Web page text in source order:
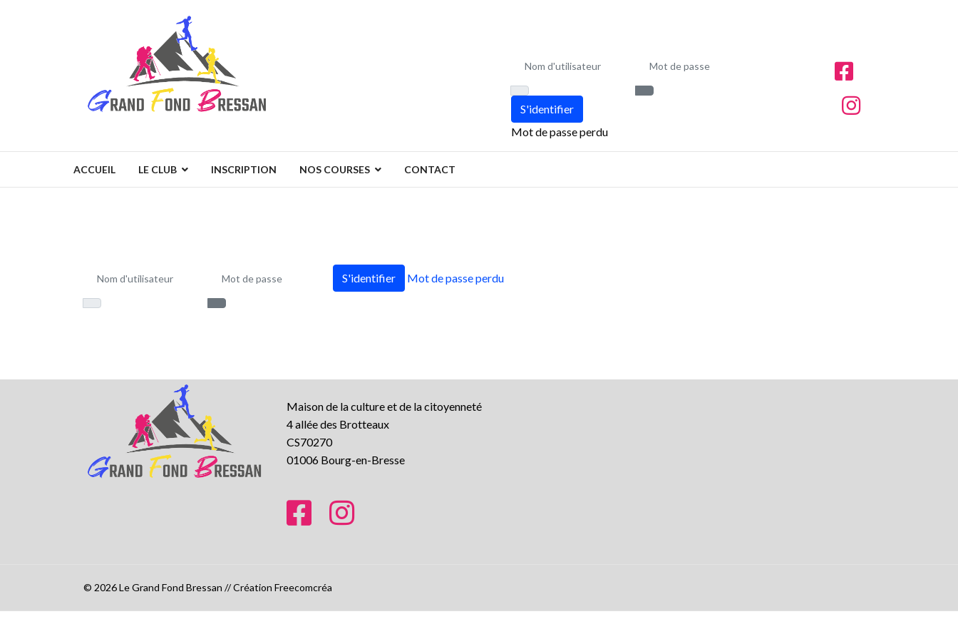
Afficher le mot de passe
S'identifier
Mot de passe perdu
ACCUEIL LE CLUB INSCRIPTION NOS COURSES CONTACT
Afficher le mot de passe
S'identifier Mot de passe perdu
Maison de la culture et de la citoyenneté
4 allée des Brotteaux
CS70270
01006 Bourg-en-Bresse
© 2026 Le Grand Fond Bressan // Création Freecomcréa